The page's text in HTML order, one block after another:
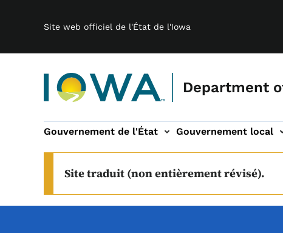
Site web officiel de l'État de l'Iowa
Department
Gouvernement de l'État Gouvernement local
navigation
et comités sous-navigation
haut débit sous-navigation
À propos sous-
Site traduit (non entièrement révisé).